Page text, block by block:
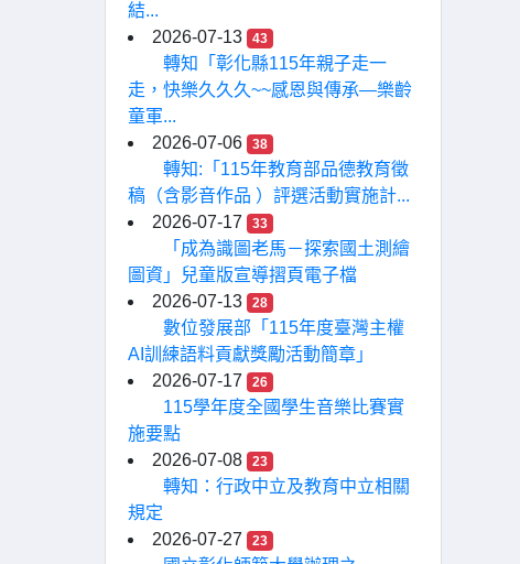
結...
2026-07-13
43
轉知「彰化縣115年親子走一
走，快樂久久久~~感恩與傳承—樂齡
童軍...
2026-07-06
38
轉知:「115年教育部品德教育徵
稿（含影音作品 ）評選活動實施計...
2026-07-17
33
「成為識圖老馬－探索國土測繪
圖資」兒童版宣導摺頁電子檔
2026-07-13
28
數位發展部「115年度臺灣主權
AI訓練語料貢獻獎勵活動簡章」
2026-07-17
26
115學年度全國學生音樂比賽實
施要點
2026-07-08
23
轉知：行政中立及教育中立相關
規定
2026-07-27
23